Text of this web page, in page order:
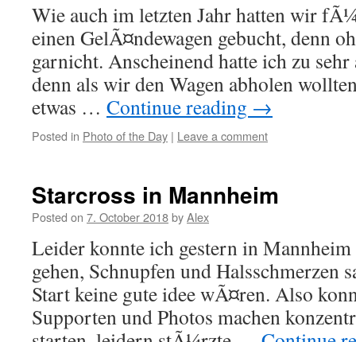
Wie auch im letzten Jahr hatten wir
einen GelÃ¤ndewagen gebucht, denn
garnicht. Anscheinend hatte ich zu sehr
denn als wir den Wagen abholen
etwas … Continue reading →
Posted in Photo of the Day | Leave a comment
Starcross in Mannheim
Posted on 7. October 2018byAlex
Leider konnte ich gestern in
gehen, Schnupfen und Halsschmerzen
Start keine gute idee wÃ¤ren. Also
Supporten und Photos machen